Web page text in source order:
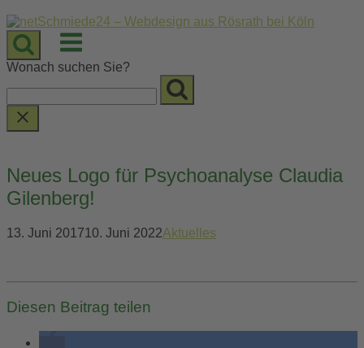
Skip
to
content
Menu
Wonach suchen Sie?
Neues Logo für Psychoanalyse Claudia
Gilenberg!
13. Juni 201710. Juni 2022Aktuelles
Diesen Beitrag teilen